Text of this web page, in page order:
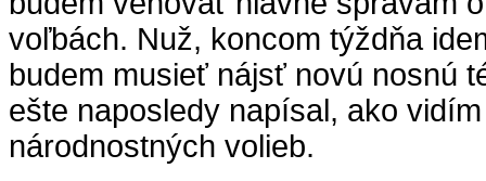
voľbách. Nuž, koncom týždňa
budem musieť nájsť novú nosnú
ešte naposledy napísal, ako
národnostných volieb.